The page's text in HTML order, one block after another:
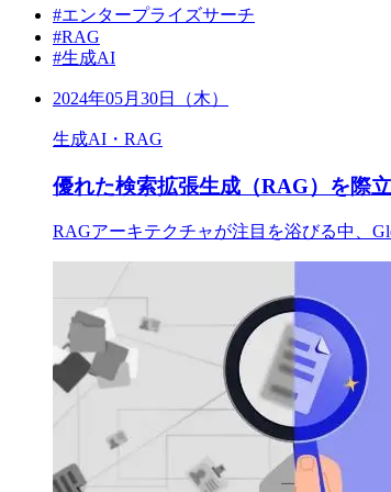
#エンタープライズサーチ
#RAG
#生成AI
2024年05月30日（木）
生成AI・RAG
優れた検索拡張生成（RAG）を際
RAGアーキテクチャが注目を浴びる中、